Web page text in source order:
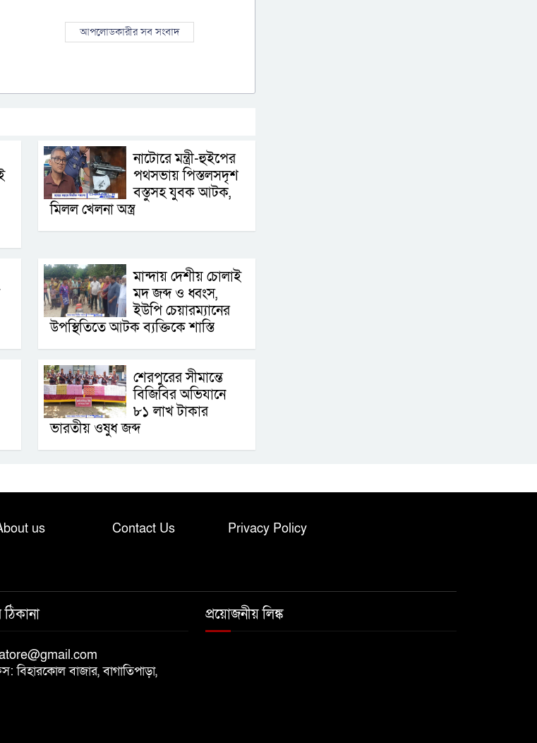
আপলোডকারীর সব সংবাদ
নাটোরে মন্ত্রী-হুইপের
পথসভায় পিস্তলসদৃশ
বস্তুসহ যুবক আটক,
মিলল খেলনা অস্ত্র
মান্দায় দেশীয় চোলাই
মদ জব্দ ও ধ্বংস,
ইউপি চেয়ারম্যানের
উপস্থিতিতে আটক ব্যক্তিকে শাস্তি
শেরপুরের সীমান্তে
বিজিবির অভিযানে
৮১ লাখ টাকার
ভারতীয় ওষুধ জব্দ
us Contact Us Privacy Policy
বিহারকোল বাজার, বাগাতিপাড়া,
প্রয়োজনীয় লিঙ্ক